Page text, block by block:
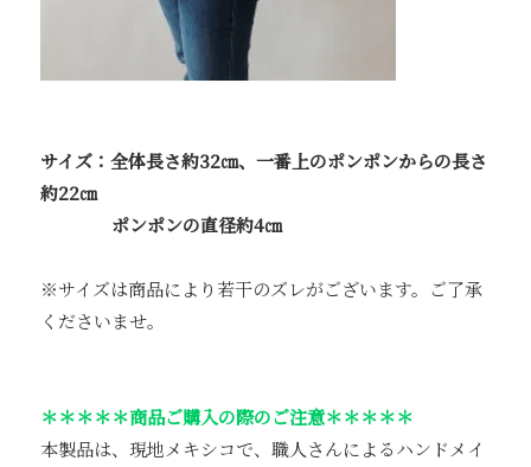
サイズ：全体長さ約32㎝、一番上のポンポンからの長さ
約22㎝
ポンポンの直径約4㎝
※サイズは商品により若干のズレがございます。ご了承
くださいませ。
＊＊＊＊＊商品ご購入の際のご注意＊＊＊＊＊
本製品は、現地メキシコで、職人さんによるハンドメイ